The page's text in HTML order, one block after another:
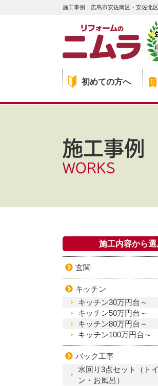
施工事例｜広島市安佐南区・安佐北
初めての方へ
施工事例
WORKS
施工内容から選
玄関
キッチン
キッチン30万円台～
キッチン50万円台～
キッチン80万円台～
キッチン100万円台～
パック工事
水回り3点セット（ト
ン・お風呂）